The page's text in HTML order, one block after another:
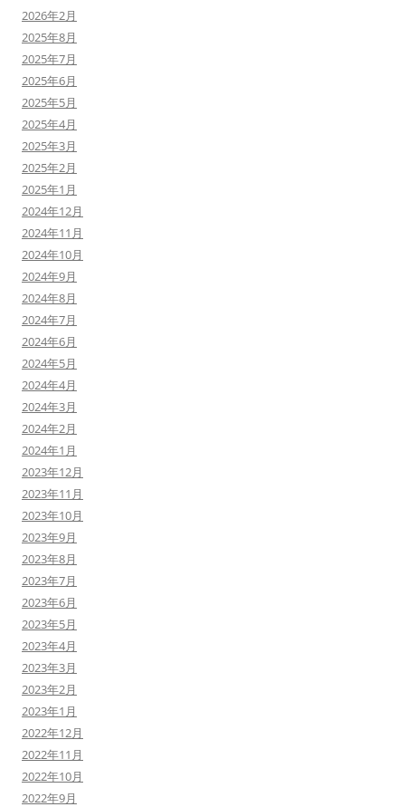
2026年2月
2025年8月
2025年7月
2025年6月
2025年5月
2025年4月
2025年3月
2025年2月
2025年1月
2024年12月
2024年11月
2024年10月
2024年9月
2024年8月
2024年7月
2024年6月
2024年5月
2024年4月
2024年3月
2024年2月
2024年1月
2023年12月
2023年11月
2023年10月
2023年9月
2023年8月
2023年7月
2023年6月
2023年5月
2023年4月
2023年3月
2023年2月
2023年1月
2022年12月
2022年11月
2022年10月
2022年9月